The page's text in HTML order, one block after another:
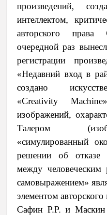
произведений,
интеллектом,
авторского
очередной раз
регистрации
«Недавний вход в
создано
«Creativity
изображений,
Талером
«симулированный
решении об отказе
между
самовыражением»
элементом авторского
Сафин Р.Р. и